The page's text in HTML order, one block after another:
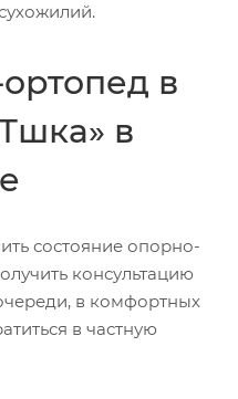
в
в
состояние опорно-
консультацию
в комфортных
в частную